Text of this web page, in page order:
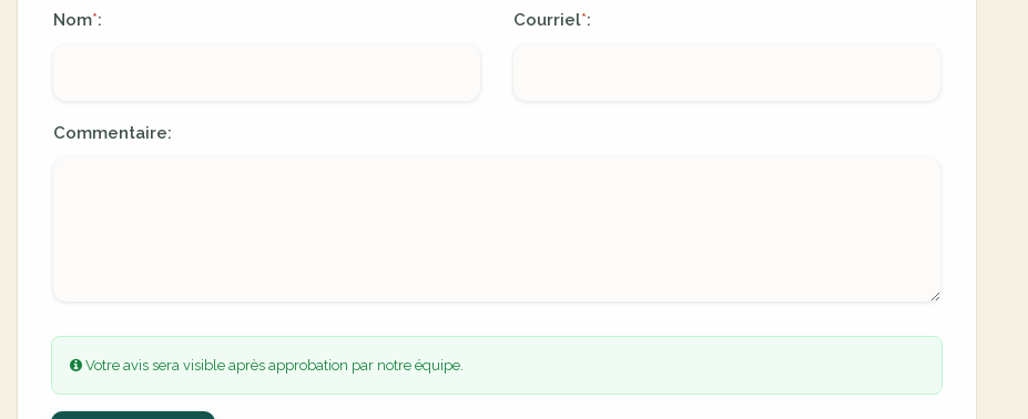
Nom*: Courriel*:
Commentaire:
Votre avis sera visible après approbation par notre équipe.